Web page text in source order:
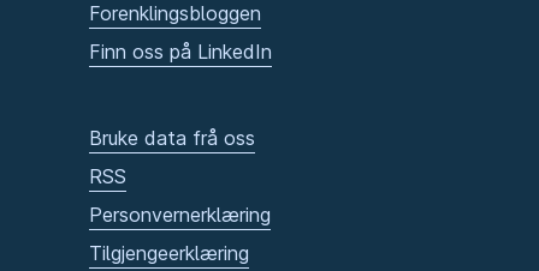
Forenklingsbloggen
Finn oss på LinkedIn
Bruke data frå oss
RSS
Personvernerklæring
Tilgjengeerklæring